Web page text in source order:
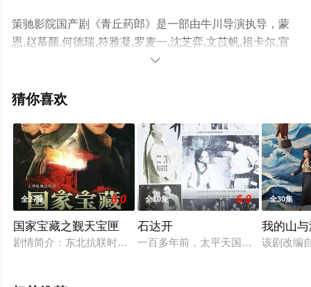
策驰影院国产剧《青丘药郎》是一部由牛川导演执导，蒙
恩,赵慕颜,何德瑞,符雅凝,罗麦一,沈芝弈,文苡帆,祖卡尔,宣
贻骞,左溢,刘瑾,吕勇卓,刘果果等演员精彩演绎的大陆电视
删减完整版电视剧全集就上策驰电影网，更多相关信息可

猜你喜欢
全27集 6.0
国家宝藏之觐天宝匣
剧情简介：东北抗联时期，著名抗日队伍崔二侉子部得知鬼子
全10集 6.0
石达开
一百多年前，太平天国在永安城封王
全30集
我的山
该剧改编